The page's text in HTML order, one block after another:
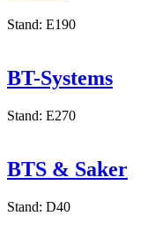
Stand: E190
BT-Systems
Stand: E270
BTS & Saker
Stand: D40